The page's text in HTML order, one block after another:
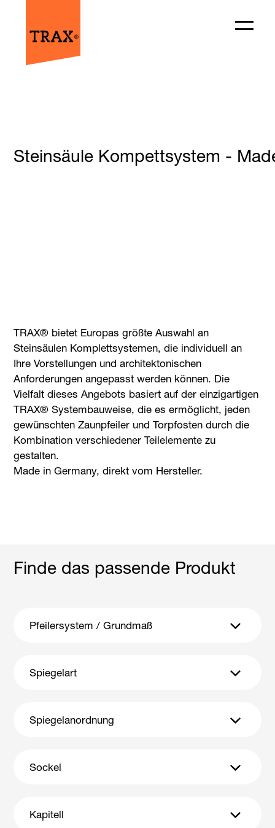
Steinsäule Kompettsystem -
TRAX® bietet Europas größte Auswahl an
Steinsäulen Komplettsystemen, die individuell an
Ihre Vorstellungen und architektonischen
Anforderungen angepasst werden können. Die
Vielfalt dieses Angebots basiert auf der einzigartigen
TRAX® Systembauweise, die es ermöglicht, jeden
gewünschten Zaunpfeiler und Torpfosten durch die
Kombination verschiedener Teilelemente zu
gestalten.
Made in Germany, direkt vom Hersteller.
Finde das passende Produkt